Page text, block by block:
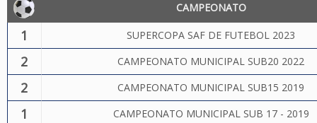
CAMPEONATO
1 SUPERCOPA SAF DE FUTEBOL 2023
2 CAMPEONATO MUNICIPAL SUB20 2022
2 CAMPEONATO MUNICIPAL SUB15 2019
1 CAMPEONATO MUNICIPAL SUB 17 - 2019